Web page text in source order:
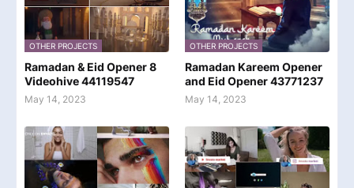
OTHER PROJECTS
Ramadan & Eid Opener 8
Videohive 44119547
May 14, 2023
OTHER PROJECTS
Ramadan Kareem Opener
and Eid Opener 43771237
May 14, 2023